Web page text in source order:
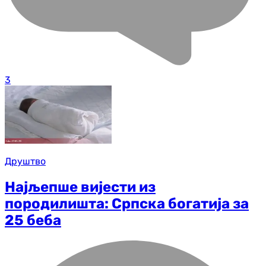
3
Друштво
Најљепше вијести из
породилишта: Српска богатија за
25 беба